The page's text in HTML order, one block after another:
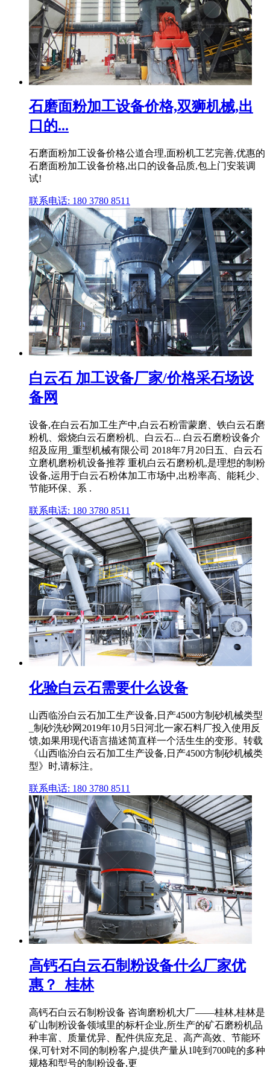
石磨面粉加工设备价格,双狮机械,出
口的...
石磨面粉加工设备价格公道合理,面粉机工艺完善,优惠的
石磨面粉加工设备价格,出口的设备品质,包上门安装调
试!
联系电话: 180 3780 8511
白云石 加工设备厂家/价格采石场设
备网
设备,在白云石加工生产中,白云石粉雷蒙磨、铁白云石磨
粉机、煅烧白云石磨粉机、白云石... 白云石磨粉设备介
绍及应用_重型机械有限公司 2018年7月20日五、白云石
立磨机磨粉机设备推荐 重机白云石磨粉机,是理想的制粉
设备,运用于白云石粉体加工市场中,出粉率高、能耗少、
节能环保、系 .
联系电话: 180 3780 8511
化验白云石需要什么设备
山西临汾白云石加工生产设备,日产4500方制砂机械类型
_制砂洗砂网2019年10月5日河北一家石料厂投入使用反
馈,如果用现代语言描述简直样一个活生生的变形。转载
《山西临汾白云石加工生产设备,日产4500方制砂机械类
型》时,请标注。
联系电话: 180 3780 8511
高钙石白云石制粉设备什么厂家优
惠？_桂林
高钙石白云石制粉设备 咨询磨粉机大厂——桂林,桂林是
矿山制粉设备领域里的标杆企业,所生产的矿石磨粉机品
种丰富、质量优异、配件供应充足、高产高效、节能环
保,可针对不同的制粉客户,提供产量从1吨到700吨的多种
规格和型号的制粉设备,更